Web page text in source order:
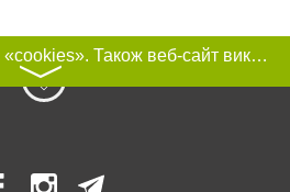
Цей сайт використовує «cookies». Також веб-сайт використовує інтернет-сервіс для збору технічних даних стосовно відвідувачів з метою отримання маркетингової та статистичної інформації. Умови обробки даних відвідувачів сайту див.
〉